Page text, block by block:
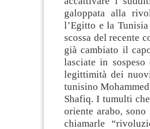
galoppata alla
l’Egitto e la
scossa del recente
già cambiato il
lasciate in
legittimità dei
tunisino
Shafiq. I tumulti
oriente arabo,
chiamarle